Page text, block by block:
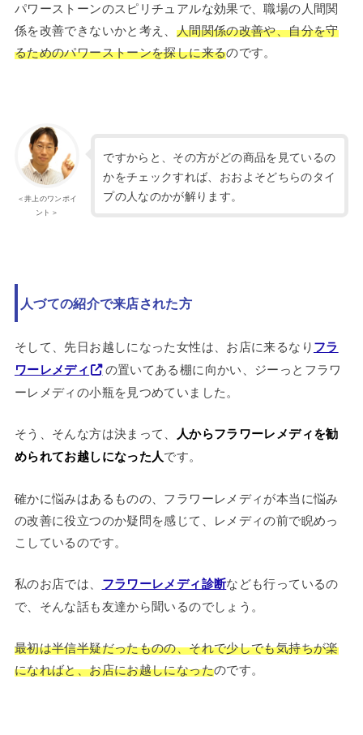
パワーストーンのスピリチュアルな効果で、職場の人間関
係を改善できないかと考え、 人間関係の改善や、自分を守
るためのパワーストーンを探しに来るのです。
＜井上のワンポイ
ント＞
ですからと、その方がどの商品を見ているの
かをチェックすれば、おおよそどちらのタイ
プの人なのかが解ります。
人づての紹介で来店された方
そして、先日お越しになった女性は、お店に来るなりフラ
ワーレメディ
の置いてある棚に向かい、ジーっとフラワ
ーレメディの小瓶を見つめていました。
そう、そんな方は決まって、
人からフラワーレメディを勧
められてお越しになった人です。
確かに悩みはあるものの、フラワーレメディが本当に悩み
の改善に役立つのか疑問を感じて、レメディの前で睨めっ
こしているのです。
私のお店では、 フラワーレメディ診断なども行っているの
で、そんな話も友達から聞いるのでしょう。
最初は半信半疑だったものの、それで少しでも気持ちが楽
になればと、お店にお越しになったのです。